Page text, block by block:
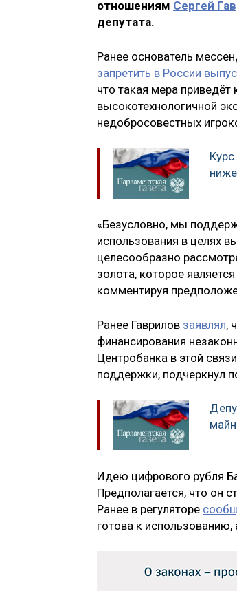
отношениям Сергей
депутата.
Ранее основатель
запретить в России
что такая мера приведёт
высокотехнологичной
недобросовестных
«Безусловно, мы
использования в целях
целесообразно
золота, которое
комментируя
Ранее Гаврилов заявлял,
финансирования
Центробанка в этой
поддержки, подчеркнул
Идею цифрового рубля
Предполагается, что он
Ранее в регуляторе
готова к использованию,